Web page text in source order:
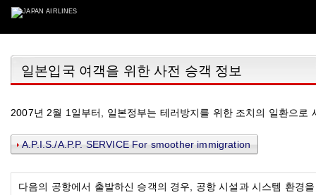
일본입국 여객을 위한 사전 승객 정보
2007년 2월 1일부터, 일본정부는 테러방지를 위한 조치의 일환으
A.P.I.S./A.P.P. SERVICE For smoother immigration
다음의 공항에서 출발하신 승객의 경우, 공항 시설과 시스템 환경